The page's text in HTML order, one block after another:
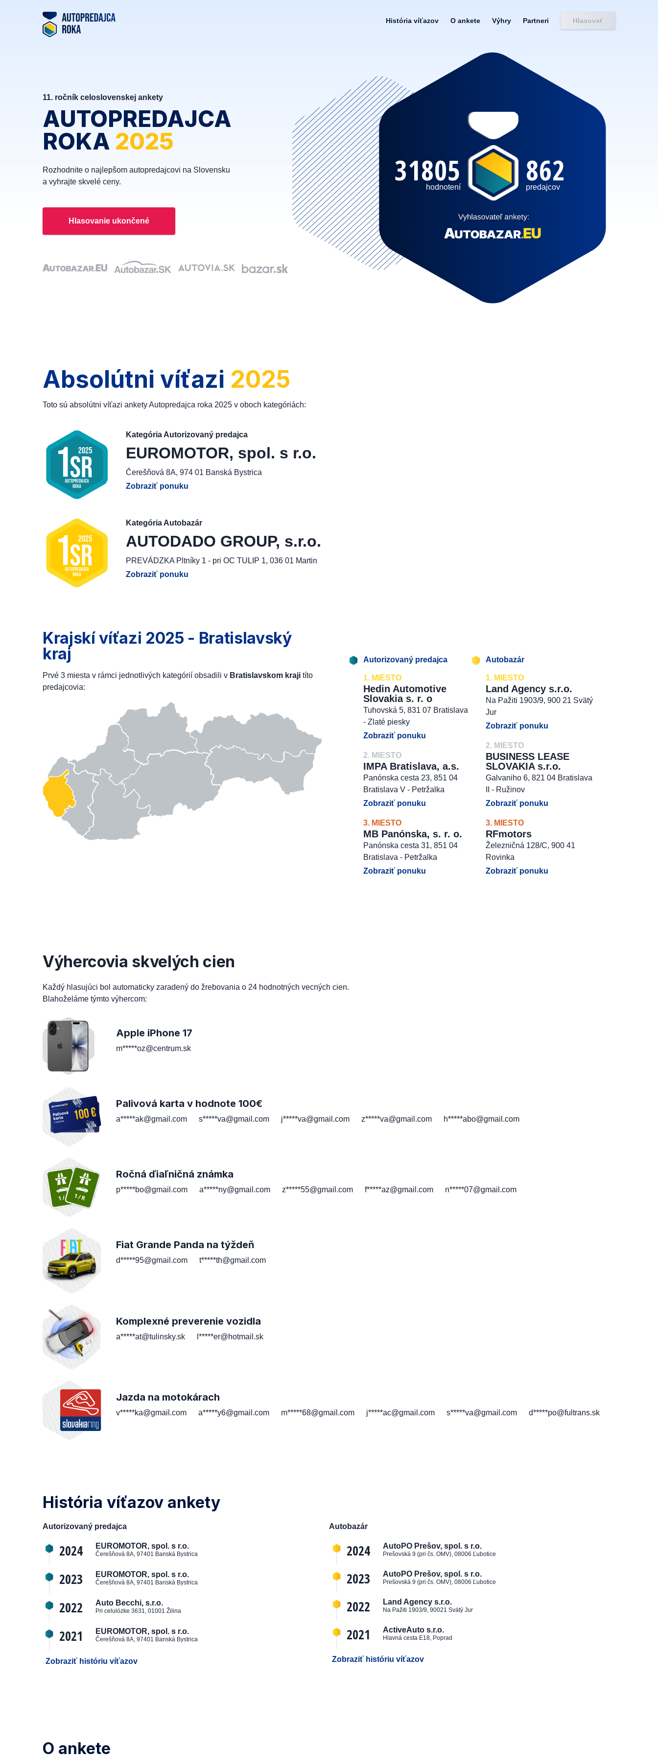
História víťazov O ankete Výhry Partneri Hlasovať
11. ročník celoslovenskej ankety
AUTOPREDAJCA
ROKA 2025
Rozhodnite o najlepšom autopredajcovi na Slovensku
a vyhrajte skvelé ceny.
Hlasovanie ukončené
862
predajcov
31805
hodnotení
Absolútni víťazi 2025
Toto sú absolútni víťazi ankety Autopredajca roka 2025 v oboch kategóriách:
Kategória Autorizovaný predajca
EUROMOTOR, spol. s r.o.
Čerešňová 8A, 974 01 Banská Bystrica
Zobraziť ponuku
Kategória Autobazár
AUTODADO GROUP, s.r.o.
PREVÁDZKA Pltníky 1 - pri OC TULIP 1, 036 01 Martin
Zobraziť ponuku
Krajskí víťazi 2025 - Bratislavský
kraj
Prvé 3 miesta v rámci jednotlivých kategórií obsadili v Bratislavskom kraji títo
predajcovia:
Autorizovaný predajca
1. MIESTO
Hedin Automotive
Slovakia s. r. o
Tuhovská 5, 831 07 Bratislava
- Zlaté piesky
Zobraziť ponuku
2. MIESTO
IMPA Bratislava, a.s.
Panónska cesta 23, 851 04
Bratislava V - Petržalka
Zobraziť ponuku
3. MIESTO
MB Panónska, s. r. o.
Panónska cesta 31, 851 04
Bratislava - Petržalka
Zobraziť ponuku
Autobazár
1. MIESTO
Land Agency s.r.o.
Na Pažiti 1903/9, 900 21 Svätý
Jur
Zobraziť ponuku
2. MIESTO
BUSINESS LEASE
SLOVAKIA s.r.o.
Galvaniho 6, 821 04 Bratislava
II - Ružinov
Zobraziť ponuku
3. MIESTO
RFmotors
Železničná 128/C, 900 41
Rovinka
Zobraziť ponuku
Výhercovia skvelých cien
Každý hlasujúci bol automaticky zaradený do žrebovania o 24 hodnotných vecných cien.
Blahoželáme týmto výhercom:
Apple iPhone 17
m*****oz@centrum.sk
Palivová karta v hodnote 100€
a*****ak@gmail.com s*****va@gmail.com j*****va@gmail.com z*****va@gmail.com h*****abo@gmail.com
Ročná ďiaľničná známka
p*****bo@gmail.com a*****ny@gmail.com z*****55@gmail.com f*****az@gmail.com n*****07@gmail.com
Fiat Grande Panda na týždeň
d*****95@gmail.com t*****th@gmail.com
Komplexné preverenie vozidla
a*****at@tulinsky.sk l*****er@hotmail.sk
Jazda na motokárach
v*****ka@gmail.com a*****y6@gmail.com m*****68@gmail.com j*****ac@gmail.com s*****va@gmail.com d*****po@fultrans.sk
História víťazov ankety
Autorizovaný predajca
2024 EUROMOTOR, spol. s r.o.
Čerešňová 8A, 97401 Banská Bystrica
2023 EUROMOTOR, spol. s r.o.
Čerešňová 8A, 97401 Banská Bystrica
2022 Auto Becchi, s.r.o.
Pri celulózke 3631, 01001 Žilina
2021 EUROMOTOR, spol. s r.o.
Čerešňová 8A, 97401 Banská Bystrica
Zobraziť históriu víťazov
Autobazár
2024 AutoPO Prešov, spol. s r.o.
Prešovská 9 (pri čs. OMV), 08006 Ľubotice
2023 AutoPO Prešov, spol. s r.o.
Prešovská 9 (pri čs. OMV), 08006 Ľubotice
2022 Land Agency s.r.o.
Na Pažiti 1903/9, 90021 Svätý Jur
2021 ActiveAuto s.r.o.
Hlavná cesta E18, Poprad
Zobraziť históriu víťazov
O ankete